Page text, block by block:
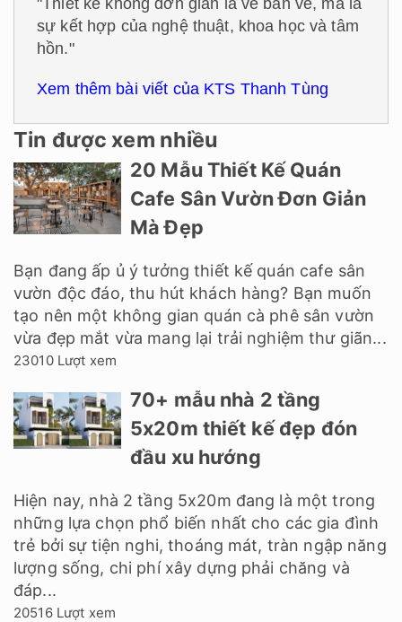
sự kết hợp của nghệ thuật, khoa học và tâm
hồn."
Xem thêm bài viết của KTS Thanh Tùng
Tin được xem nhiều
20 Mẫu Thiết Kế Quán
Cafe Sân Vườn Đơn Giản
Mà Đẹp
Bạn đang ấp ủ ý tưởng thiết kế quán cafe sân
vườn độc đáo, thu hút khách hàng? Bạn muốn
tạo nên một không gian quán cà phê sân vườn
vừa đẹp mắt vừa mang lại trải nghiệm thư giãn...
23010 Lượt xem
70+ mẫu nhà 2 tầng
5x20m thiết kế đẹp đón
đầu xu hướng
Hiện nay, nhà 2 tầng 5x20m đang là một trong
những lựa chọn phổ biến nhất cho các gia đình
trẻ bởi sự tiện nghi, thoáng mát, tràn ngập năng
lượng sống, chi phí xây dựng phải chăng và
đáp...
20516 Lượt xem